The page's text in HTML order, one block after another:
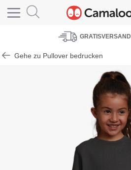
GRATISVERSAND
Gehe zu Pullover bedrucken